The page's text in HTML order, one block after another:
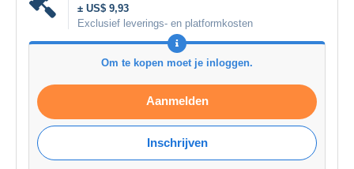
± US$ 9,93
Exclusief leverings- en platformkosten
Om te kopen moet je inloggen.
Aanmelden
Inschrijven